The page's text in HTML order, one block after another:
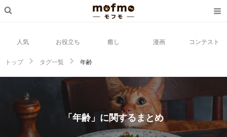
人気 お役立ち 癒し 漫画 コンテスト
トップ タグ一覧 年齢
「年齢」に関するまとめ